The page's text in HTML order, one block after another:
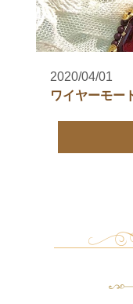
2020/04/01
ワイヤーモー